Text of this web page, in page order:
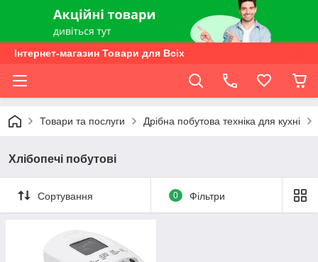
Інтернет-магазин Товари для Всіх
Товари та послуги Дрібна побутова техніка для кухні
Хлібопечі побутові
Сортування 0 Фільтри